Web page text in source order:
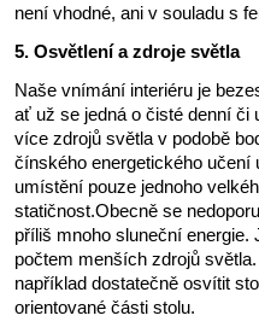
není vhodné, ani v souladu s
5. Osvětlení a zdroje světla
Naše vnímání interiéru je
ať už se jedná o čisté denní či
více zdrojů světla v podobě
čínského energetického učení
umístění pouze jednoho
statičnost.Obecně se
příliš mnoho sluneční
počtem menších zdrojů
například dostatečně osvítit
orientované části stolu.